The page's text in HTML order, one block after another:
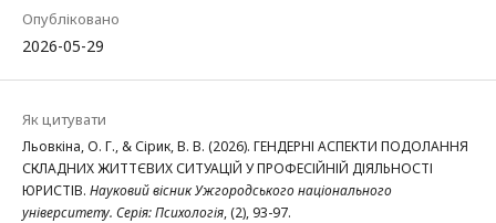
Опубліковано
2026-05-29
Як цитувати
Льовкіна, О. Г., & Сірик, В. В. (2026). ГЕНДЕРНІ АСПЕКТИ ПОДОЛАННЯ
СКЛАДНИХ ЖИТТЄВИХ СИТУАЦІЙ У ПРОФЕСІЙНІЙ ДІЯЛЬНОСТІ
ЮРИСТІВ. Науковий вісник Ужгородського національного
університету. Серія: Психологія, (2), 93-97.